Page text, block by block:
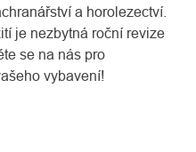
a horolezectví.
je nezbytná roční revize
se na nás pro
vybavení!